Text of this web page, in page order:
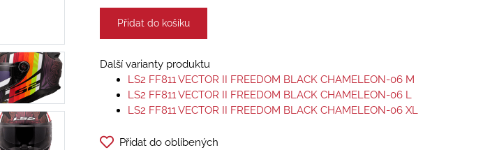
Přidat do košíku
Další varianty produktu
LS2 FF811 VECTOR II FREEDOM BLACK CHAMELEON-06 M
LS2 FF811 VECTOR II FREEDOM BLACK CHAMELEON-06 L
LS2 FF811 VECTOR II FREEDOM BLACK CHAMELEON-06 XL
Přidat do oblíbených